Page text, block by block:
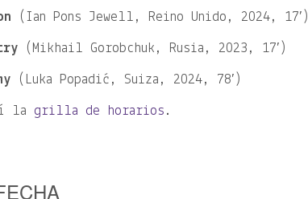
(Ian Pons Jewell, Reino Unido, 2024, 17′)
(Mikhail Gorobchuk, Rusia, 2023, 17′)
(Luka Popadić, Suiza, 2024, 78′)
la grilla de horarios .